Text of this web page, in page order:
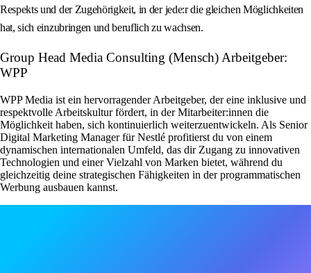
Respekts und der Zugehörigkeit, in der jede:r die gleichen Möglichkeiten
hat, sich einzubringen und beruflich zu wachsen.
Group Head Media Consulting (Mensch) Arbeitgeber:
WPP
WPP Media ist ein hervorragender Arbeitgeber, der eine inklusive und
respektvolle Arbeitskultur fördert, in der Mitarbeiter:innen die
Möglichkeit haben, sich kontinuierlich weiterzuentwickeln. Als Senior
Digital Marketing Manager für Nestlé profitierst du von einem
dynamischen internationalen Umfeld, das dir Zugang zu innovativen
Technologien und einer Vielzahl von Marken bietet, während du
gleichzeitig deine strategischen Fähigkeiten in der programmatischen
Werbung ausbauen kannst.